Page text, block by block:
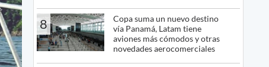
8
Copa suma un nuevo destino
vía Panamá, Latam tiene
aviones más cómodos y otras
novedades aerocomerciales